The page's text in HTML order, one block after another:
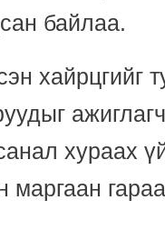
байлаа.
хайрцгийг
хураах
маргаан